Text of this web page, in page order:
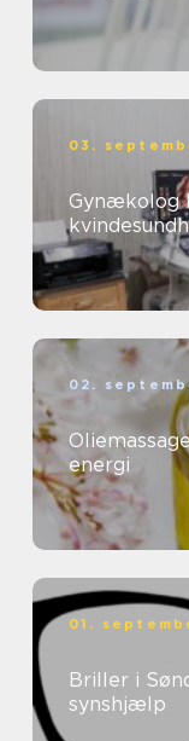
03.
Gynækolog
02.
energi
01.
Briller i
synshjælp